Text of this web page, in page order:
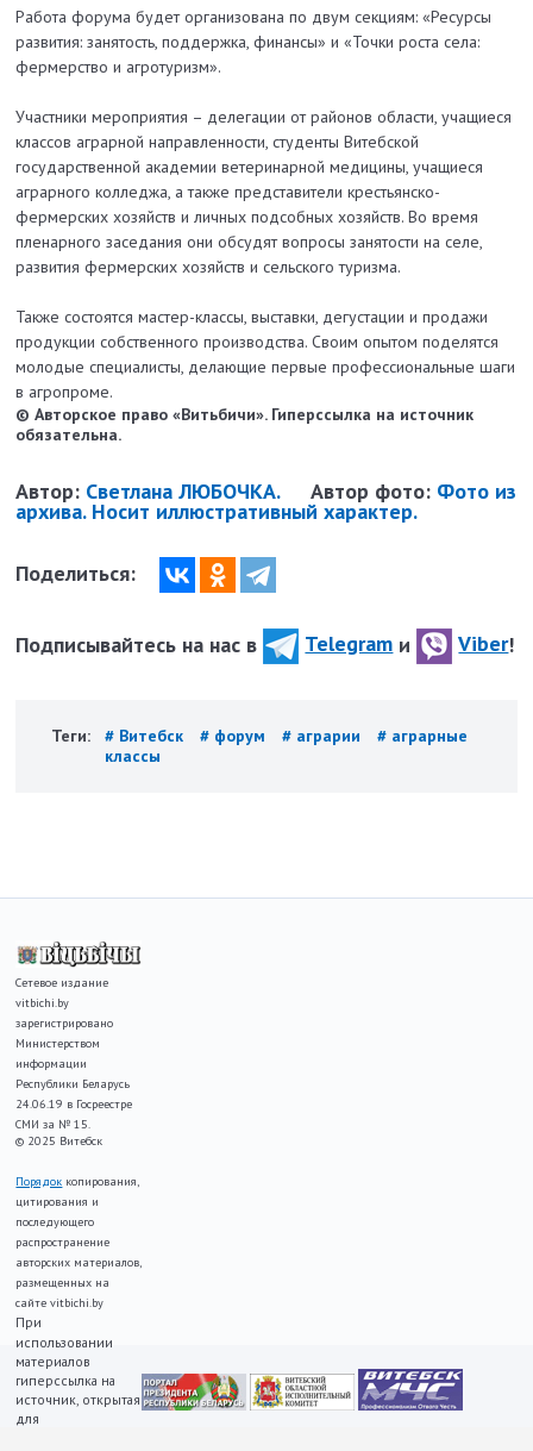
Работа форума будет организована по двум секциям: «Ресурсы
развития: занятость, поддержка, финансы» и «Точки роста села:
фермерство и агротуризм».
Участники мероприятия – делегации от районов области, учащиеся
классов аграрной направленности, студенты Витебской
государственной академии ветеринарной медицины, учащиеся
аграрного колледжа, а также представители крестьянско-
фермерских хозяйств и личных подсобных хозяйств. Во время
пленарного заседания они обсудят вопросы занятости на селе,
развития фермерских хозяйств и сельского туризма.
Также состоятся мастер-классы, выставки, дегустации и продажи
продукции собственного производства. Своим опытом поделятся
молодые специалисты, делающие первые профессиональные шаги
в агропроме.
© Авторское право «Витьбичи». Гиперссылка на источник
обязательна.
Автор: Светлана ЛЮБОЧКА. Автор фото: Фото из
архива. Носит иллюстративный характер.
Поделиться:
Подписывайтесь на нас в Telegram и Viber!
Теги: # Витебск # форум # аграрии
# аграрные
классы
Сетевое издание
vitbichi.by
зарегистрировано
Министерством
информации
Республики Беларусь
24.06.19 в Госреестре
СМИ за № 15.
© 2025 Витебск
Порядок копирования,
цитирования и
последующего
распространение
авторских материалов,
размещенных на
сайте vitbichi.by
При
использовании
материалов
гиперссылка на
источник, открытая
для